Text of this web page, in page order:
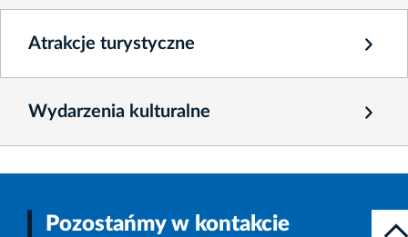
Atrakcje turystyczne
Wydarzenia kulturalne
Pozostańmy w kontakcie